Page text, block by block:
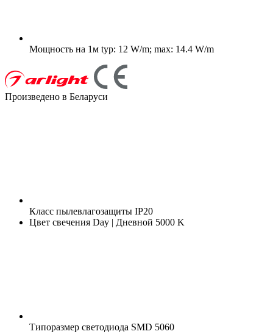
Мощность на 1м typ: 12 W/m; max: 14.4 W/m
Произведено в Беларуси
Класс пылевлагозащиты IP20
Цвет свечения Day | Дневной 5000 K
Типоразмер светодиода SMD 5060